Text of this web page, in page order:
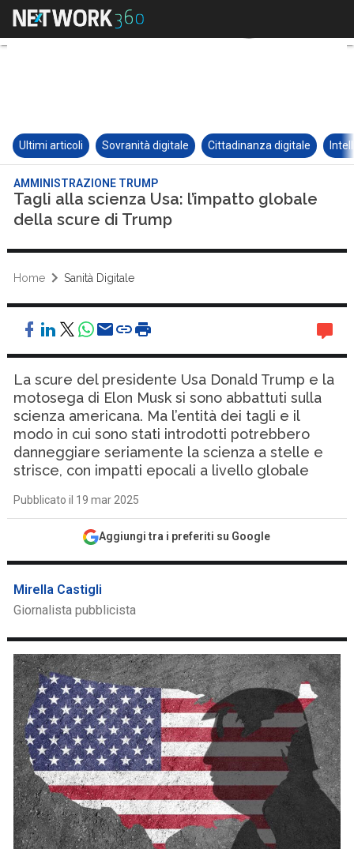
Ultimi articoli Sovranità digitale Cittadinanza digitale
AMMINISTRAZIONE TRUMP
Tagli alla scienza Usa: l’impatto globale
della scure di Trump
Home Sanità Digitale
La scure del presidente Usa Donald Trump e la
motosega di Elon Musk si sono abbattuti sulla
scienza americana. Ma l’entità dei tagli e il
modo in cui sono stati introdotti potrebbero
danneggiare seriamente la scienza a stelle e
strisce, con impatti epocali a livello globale
Pubblicato il 19 mar 2025
Aggiungi tra i preferiti su Google
Mirella Castigli
Giornalista pubblicista